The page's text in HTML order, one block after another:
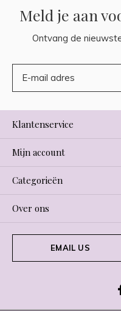
Meld je aan
Ontvang de
Klantenservice
Mijn account
Categorieën
Over ons
EMAIL US